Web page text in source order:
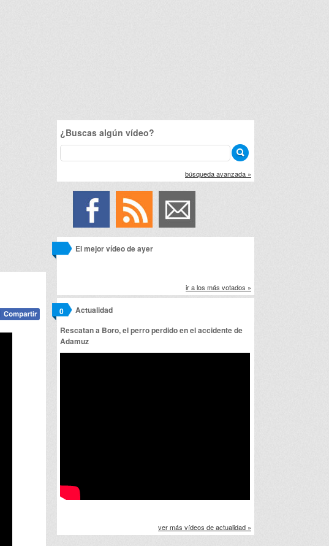
¿Buscas algún vídeo?
búsqueda avanzada »
El mejor vídeo de ayer
ir a los más votados »
Actualidad
0
Rescatan a Boro, el perro perdido en el accidente de
Adamuz
ver más vídeos de actualidad »